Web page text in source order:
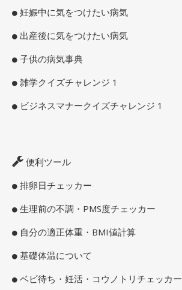
妊娠中に気をつけたい病気
出産後に気をつけたい病気
子供の病気事典
雑学クイズチャレンジ 1
ビジネスマナークイズチャレンジ 1
便利ツール
排卵日チェッカー
生理前の不調・PMS度チェッカー
自分の適正体重・BMI値計算
基礎体温について
ベビ待ち・妊活・コウノトリチェッカー